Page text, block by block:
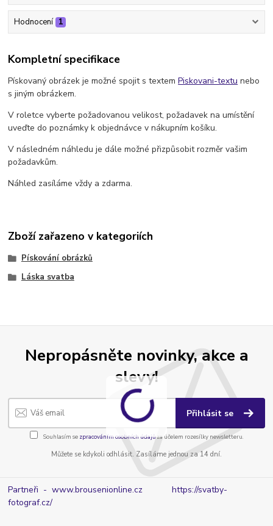
Hodnocení 1
Kompletní specifikace
Pískovaný obrázek je možné spojit s textemPiskovani-textu nebo
s jiným obrázkem.
V roletce vyberte požadovanou velikost, požadavek na umístění
uveďte do poznámky k objednávce v nákupním košíku.
V následném náhledu je dále možné přizpůsobit rozměr vašim
požadavkům.
Náhled zasíláme vždy a zdarma.
Zboží zařazeno v kategoriích
Pískování obrázků
Láska svatba
Nepropásněte novinky, akce a
slevy!
Přihlásit se
Souhlasím se zpracováním osobních údajůza účelem rozesílky newsletteru.
Můžete se kdykoli odhlásit. Zasíláme jednou za 14 dní.
Partneři - www.brousenionline.czhttps://svatby-
fotograf.cz/